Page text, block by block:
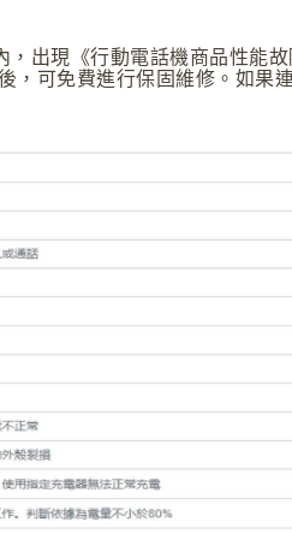
出現《行動電話機商品性能
，可免費進行保固維修。如果